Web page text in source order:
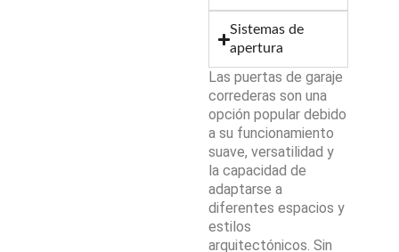
Sistemas de
apertura
Las puertas de garaje
correderas son una
opción popular debido
a su funcionamiento
suave, versatilidad y
la capacidad de
adaptarse a
diferentes espacios y
estilos
arquitectónicos. Sin